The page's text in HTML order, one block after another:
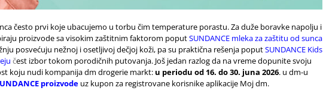
često prvi koje ubacujemo u torbu čim temperature porastu. Za duže boravke napolju i
proizvode sa visokim zaštitnim faktorom poputSUNDANCE mleka za zaštitu od sunca
posvećuju nežnoj i osetljivoj dečjoj koži, pa su praktična rešenja poputSUNDANCE Kids
čest izbor tokom porodičnih putovanja. Još jedan razlog da na vreme dopunite svoju
koju nudi kompanija dm drogerie markt: u periodu od 16. do 30. juna 2026. u dm-u
proizvode uz kupon za registrovane korisnike aplikacije Moj dm.